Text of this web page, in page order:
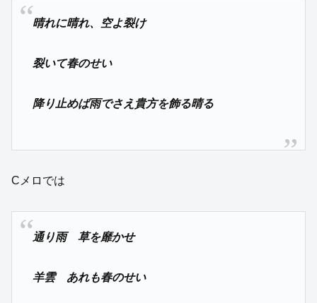
晴れに晴れ、空よ裂け
裂いて春のせい
降り止めば雨でさえ貴方を飾る晴る
Cメロでは
通り雨 草を靡かせ
羊雲 あれも春のせい